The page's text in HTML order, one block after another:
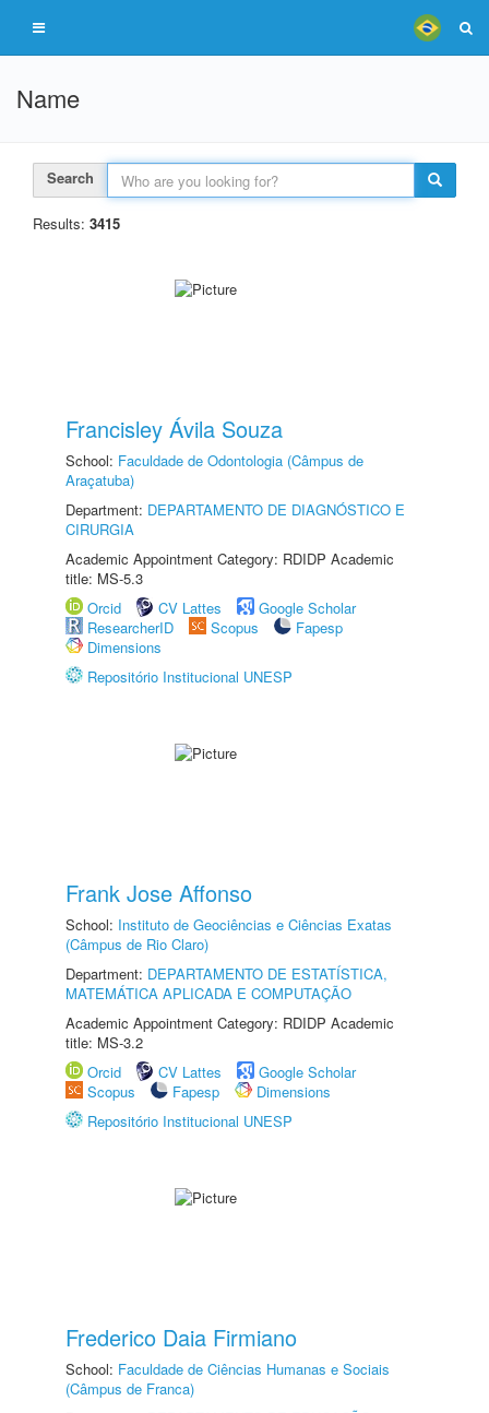
Name
Search
Results: 3415
Francisley Ávila Souza
School: Faculdade de Odontologia (Câmpus de
Araçatuba)
Department: DEPARTAMENTO DE DIAGNÓSTICO E
CIRURGIA
Academic Appointment Category: RDIDP Academic
title: MS-5.3
Orcid
CV Lattes
Google Scholar
ResearcherID
Scopus
Fapesp
Dimensions
Repositório Institucional UNESP
Frank Jose Affonso
School: Instituto de Geociências e Ciências Exatas
(Câmpus de Rio Claro)
Department: DEPARTAMENTO DE ESTATÍSTICA,
MATEMÁTICA APLICADA E COMPUTAÇÃO
Academic Appointment Category: RDIDP Academic
title: MS-3.2
Orcid
CV Lattes
Google Scholar
Scopus
Fapesp
Dimensions
Repositório Institucional UNESP
Frederico Daia Firmiano
School: Faculdade de Ciências Humanas e Sociais
(Câmpus de Franca)